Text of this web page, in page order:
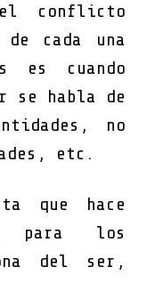
conflicto
cada una
es cuando
se habla de
no
etc.
que hace
para los
del ser,